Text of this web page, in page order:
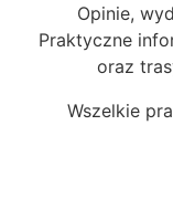
Opinie,
Praktyczne
oraz
Wszelkie